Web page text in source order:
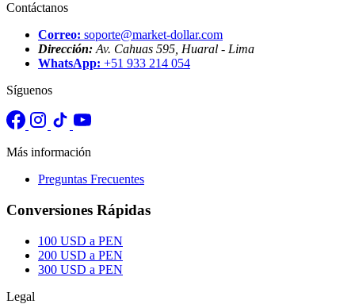
Contáctanos
Correo: soporte@market-dollar.com
Dirección: Av. Cahuas 595, Huaral - Lima
WhatsApp: +51 933 214 054
Síguenos
Más información
Preguntas Frecuentes
Conversiones Rápidas
100 USD a PEN
200 USD a PEN
300 USD a PEN
Legal